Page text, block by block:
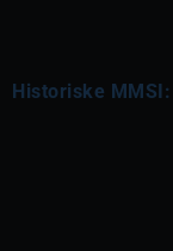
Historiske MMSI: